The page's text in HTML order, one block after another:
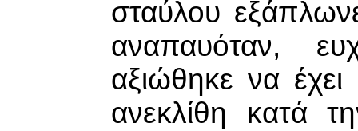
σταύλου
αναπαυόταν,
αξιώθηκε να
ανεκλίθη κατά